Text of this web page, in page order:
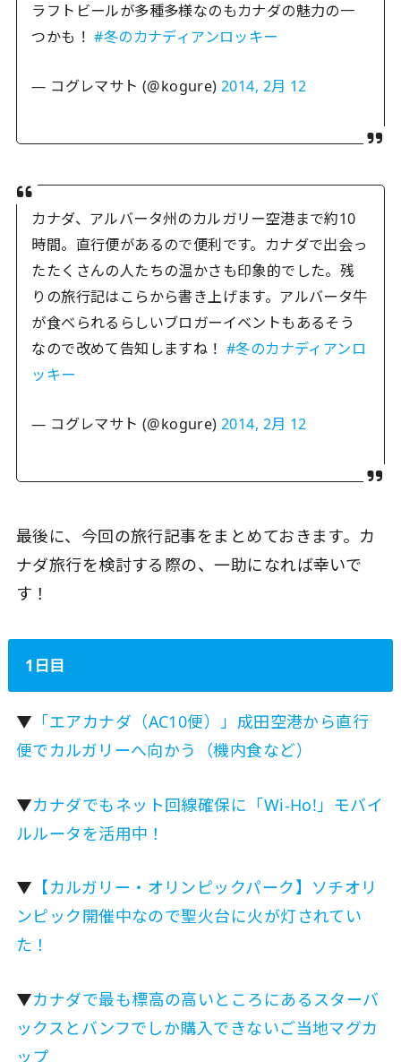
ラフトビールが多種多様なのもカナダの魅力の一
つかも！#冬のカナディアンロッキー
— コグレマサト (@kogure)2014, 2月 12
カナダ、アルバータ州のカルガリー空港まで約10
時間。直行便があるので便利です。カナダで出会っ
たたくさんの人たちの温かさも印象的でした。残
りの旅行記はこらから書き上げます。アルバータ牛
が食べられるらしいブロガーイベントもあるそう
なので改めて告知しますね！#冬のカナディアンロ
ッキー
— コグレマサト (@kogure)2014, 2月 12
最後に、今回の旅行記事をまとめておきます。カ
ナダ旅行を検討する際の、一助になれば幸いで
す！
1日目
▼ 「エアカナダ（AC10便）」成田空港から直行
便でカルガリーへ向かう（機内食など）
▼カナダでもネット回線確保に「Wi-Ho!」モバイ
ルルータを活用中！
▼ 【カルガリー・オリンピックパーク】ソチオリ
ンピック開催中なので聖火台に火が灯されてい
た！
▼カナダで最も標高の高いところにあるスターバ
ックスとバンフでしか購入できないご当地マグカ
ップ